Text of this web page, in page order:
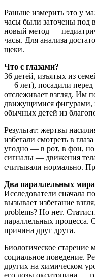
Раньше измерить это у
часы были заточены под
новый метод —
часы. Для анализа
щеки.
Что с глазами?
36 детей, изъятых из
— 6 лет), посадили
отслеживает взгляд. Им
движущимися фигурами,
обычных детей из
Результат: жертвы
избегали смотреть в
угодно — в рот, в фон, но
сигналы — движения
считывали нормально.
Два параллельных мира
Исследователи сначала
вызывает избегание
problems? Но нет.
параллельных
причина друг друга.
Биологическое старение
социальное поведение.
других на химическом
его дозы окситоцина —